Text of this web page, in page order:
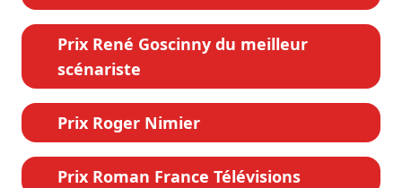
Prix René Goscinny du meilleur
scénariste
Prix Roger Nimier
Prix Roman France Télévisions